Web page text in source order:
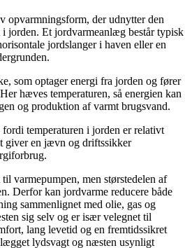
opvarmningsform, der udnytter den
jorden. Et jordvarmeanlæg består typisk
jordslanger i haven eller en
som optager energi fra jorden og fører
hæves temperaturen, så energien kan
og produktion af varmt brugsvand.
temperaturen i jorden er relativt
giver en jævn og driftssikker
varmepumpen, men størstedelen af
Derfor kan jordvarme reducere både
sammenlignet med olie, gas og
sig selv og er især velegnet til
lang levetid og en fremtidssikret
lydsvagt og næsten usynligt